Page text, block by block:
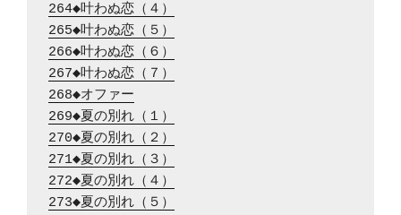
264◆叶わぬ恋（４）
265◆叶わぬ恋（５）
266◆叶わぬ恋（６）
267◆叶わぬ恋（７）
268◆オファー
269◆夏の別れ（１）
270◆夏の別れ（２）
271◆夏の別れ（３）
272◆夏の別れ（４）
273◆夏の別れ（５）